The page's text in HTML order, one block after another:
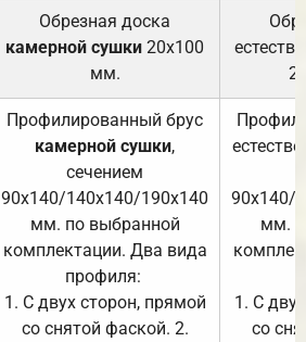
Обрезная доска
камерной сушки 20х100
мм.
Профилированный брус
камерной сушки,
сечением
90х140/140х140/190х140
мм. по выбранной
комплектации. Два вида
профиля:
1. С двух сторон, прямой
со снятой фаской. 2.
90х140/
мм.
1. С
со